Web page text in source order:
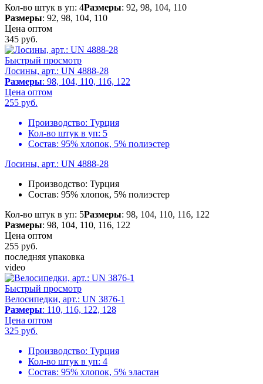
Кол-во штук в уп: 4Размеры: 92, 98, 104, 110
Размеры: 92, 98, 104, 110
Цена оптом
345 руб.
Быстрый просмотр
Лосины, арт.: UN 4888-28
Размеры: 98, 104, 110, 116, 122
Цена оптом
255 руб.
Производство: Турция
Кол-во штук в уп: 5
Состав: 95% хлопок, 5% полиэстер
Лосины, арт.: UN 4888-28
Производство: Турция
Состав: 95% хлопок, 5% полиэстер
Кол-во штук в уп: 5Размеры: 98, 104, 110, 116, 122
Размеры: 98, 104, 110, 116, 122
Цена оптом
255 руб.
последняя упаковка
video
Быстрый просмотр
Велосипедки, арт.: UN 3876-1
Размеры: 110, 116, 122, 128
Цена оптом
325 руб.
Производство: Турция
Кол-во штук в уп: 4
Состав: 95% хлопок, 5% эластан